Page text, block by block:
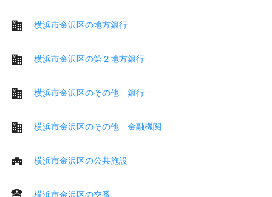
横浜市金沢区の地方銀行
横浜市金沢区の第２地方銀行
横浜市金沢区のその他 銀行
横浜市金沢区のその他 金融機関
横浜市金沢区の公共施設
横浜市金沢区の交番